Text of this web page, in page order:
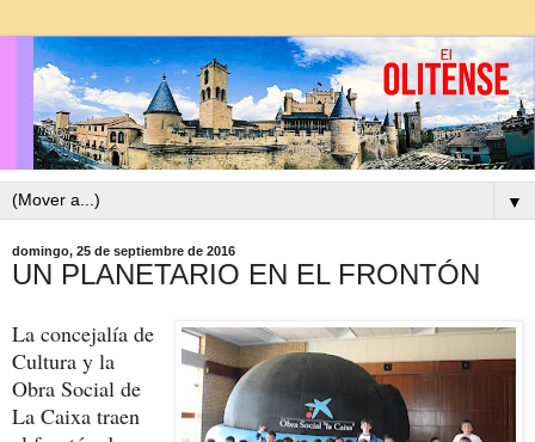
▼
domingo, 25 de septiembre de 2016
UN PLANETARIO EN EL FRONTÓN
La concejalía de
Cultura y la
Obra Social de
La Caixa traen